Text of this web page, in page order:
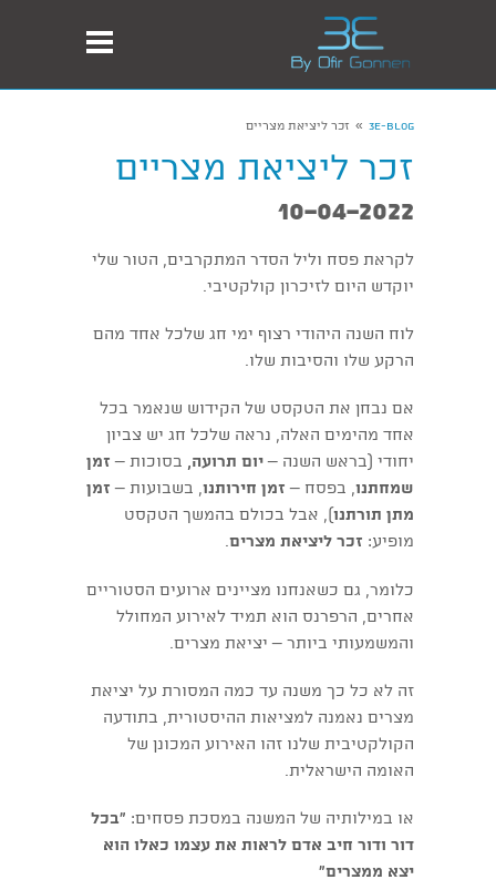
3E-Blog
» זכר ליציאת מצריים
זכר ליציאת מצריים
10-04-2022
לקראת פסח וליל הסדר המתקרבים, הטור שלי
יוקדש היום לזיכרון קולקטיבי.
לוח השנה היהודי רצוף ימי חג שלכל אחד מהם
הרקע שלו והסיבות שלו.
אם נבחן את הטקסט של הקידוש שנאמר בכל
אחד מהימים האלה, נראה שלכל חג יש צביון
יחודי (בראש השנה –יום תרועה, בסוכות – זמן
שמחתנו, בפסח – זמן חירותנו, בשבועות – זמן
מתן תורתנו), אבל בכולם בהמשך הטקסט
מופיע: זכר ליציאת מצרים.
כלומר, גם כשאנחנו מציינים ארועים הסטוריים
אחרים, הרפרנס הוא תמיד לאירוע המחולל
והמשמעותי ביותר – יציאת מצרים.
זה לא כל כך משנה עד כמה המסורת על יציאת
מצרים נאמנה למציאות ההיסטורית, בתודעה
הקולקטיבית שלנו זהו האירוע המכונן של
האומה הישראלית.
או במילותיה של המשנה במסכת פסחים: "בכל
דור ודור חיב אדם לראות את עצמו כאלו הוא
יצא ממצרים"